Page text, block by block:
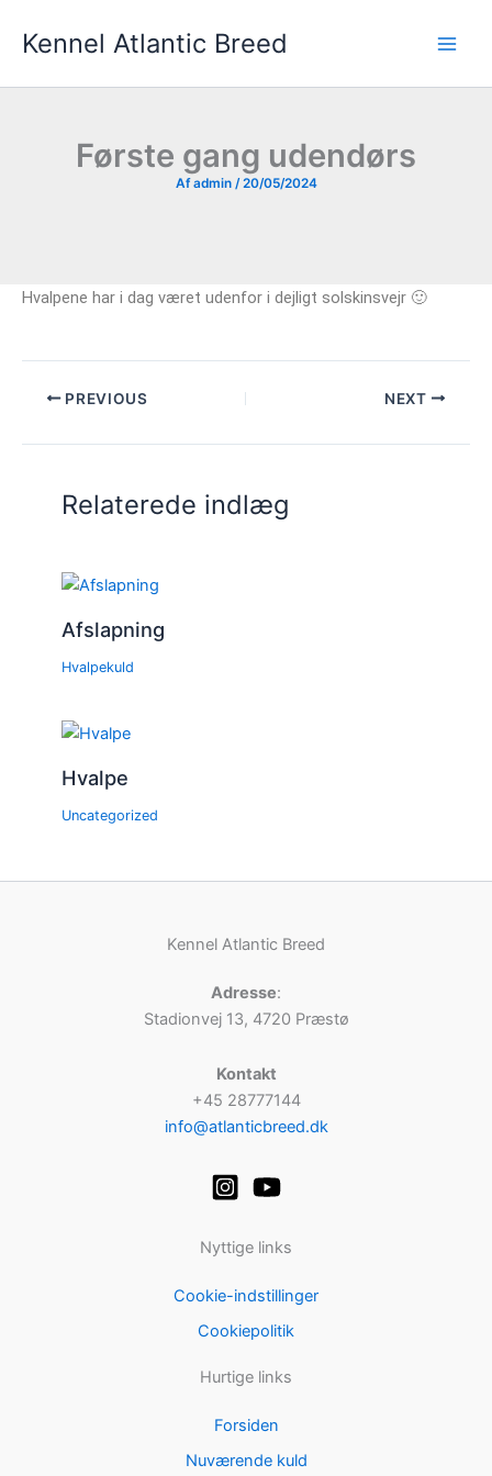
Kennel Atlantic Breed
Første gang udendørs
Afadmin /20/05/2024
Hvalpene har i dag været udenfor i dejligt solskinsvejr 🙂
PREVIOUS NEXT
Relaterede indlæg
Afslapning
Hvalpekuld
Hvalpe
Uncategorized
Kennel Atlantic Breed
Adresse:
Stadionvej 13, 4720 Præstø
Kontakt
+45 28777144
info@atlanticbreed.dk
Nyttige links
Cookie-indstillinger
Cookiepolitik
Hurtige links
Forsiden
Nuværende kuld